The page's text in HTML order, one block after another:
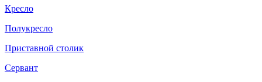
Кресло
Полукресло
Приставной столик
Сервант